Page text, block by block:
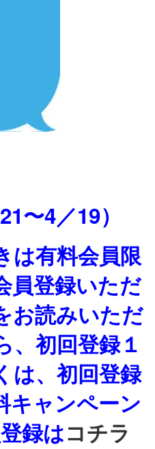
〜4／19）
は有料会員限
員登録いただ
お読みいただ
、初回登録１
は、初回登録
キャンペーン
録はコチラ